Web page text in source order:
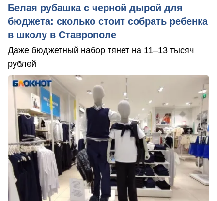
Белая рубашка с черной дырой для
бюджета: сколько стоит собрать ребенка
в школу в Ставрополе
Даже бюджетный набор тянет на 11–13 тысяч
рублей